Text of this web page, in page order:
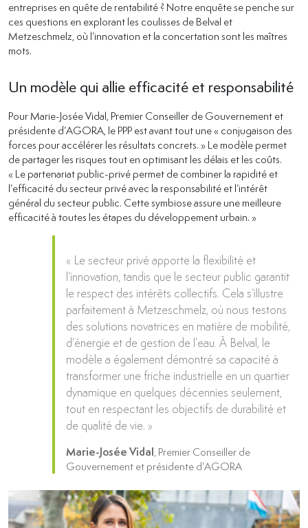
entreprises en quête de rentabilité ? Notre enquête se penche sur
ces questions en explorant les coulisses de Belval et
Metzeschmelz, où l’innovation et la concertation sont les maîtres
mots.
Un modèle qui allie efficacité et responsabilité
Pour Marie-Josée Vidal, Premier Conseiller de Gouvernement et
présidente d’AGORA, le PPP est avant tout une « conjugaison des
forces pour accélérer les résultats concrets. » Le modèle permet
de partager les risques tout en optimisant les délais et les coûts.
« Le partenariat public-privé permet de combiner la rapidité et
l’efficacité du secteur privé avec la responsabilité et l’intérêt
général du secteur public. Cette symbiose assure une meilleure
efficacité à toutes les étapes du développement urbain. »
« Le secteur privé apporte la flexibilité et
l’innovation, tandis que le secteur public garantit
le respect des intérêts collectifs. Cela s’illustre
parfaitement à Metzeschmelz, où nous testons
des solutions novatrices en matière de mobilité,
d’énergie et de gestion de l’eau. À Belval, le
modèle a également démontré sa capacité à
transformer une friche industrielle en un quartier
dynamique en quelques décennies seulement,
tout en respectant les objectifs de durabilité et
de qualité de vie. »
Marie-Josée Vidal , Premier Conseiller de
Gouvernement et présidente d’AGORA